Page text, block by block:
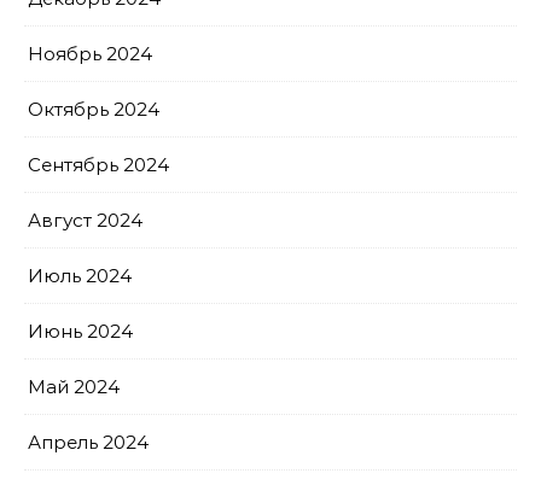
Ноябрь 2024
Октябрь 2024
Сентябрь 2024
Август 2024
Июль 2024
Июнь 2024
Май 2024
Апрель 2024